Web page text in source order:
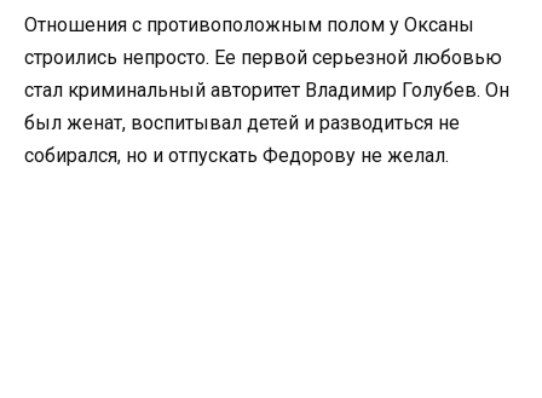
Отношения с противоположным полом у Оксаны
строились непросто. Ее первой серьезной любовью
стал криминальный авторитет Владимир Голубев. Он
был женат, воспитывал детей и разводиться не
собирался, но и отпускать Федорову не желал.